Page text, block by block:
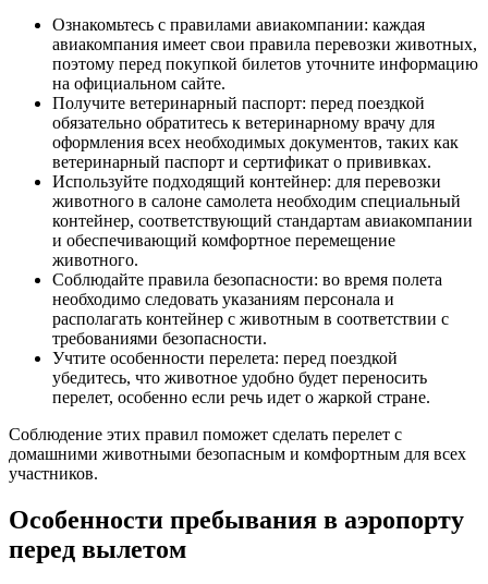
Ознакомьтесь с правилами авиакомпании: каждая
авиакомпания имеет свои правила перевозки животных,
поэтому перед покупкой билетов уточните информацию
на официальном сайте.
Получите ветеринарный паспорт: перед поездкой
обязательно обратитесь к ветеринарному врачу для
оформления всех необходимых документов, таких как
ветеринарный паспорт и сертификат о прививках.
Используйте подходящий контейнер: для перевозки
животного в салоне самолета необходим специальный
контейнер, соответствующий стандартам авиакомпании
и обеспечивающий комфортное перемещение
животного.
Соблюдайте правила безопасности: во время полета
необходимо следовать указаниям персонала и
располагать контейнер с животным в соответствии с
требованиями безопасности.
Учтите особенности перелета: перед поездкой
убедитесь, что животное удобно будет переносить
перелет, особенно если речь идет о жаркой стране.
Соблюдение этих правил поможет сделать перелет с
домашними животными безопасным и комфортным для всех
участников.
Особенности пребывания в аэропорту
перед вылетом